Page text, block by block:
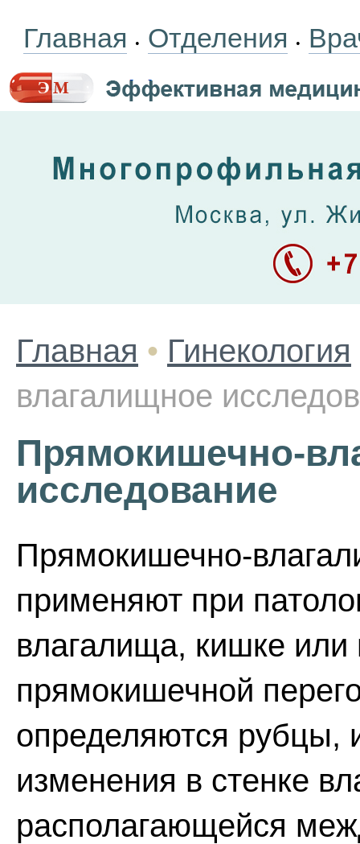
Главная • Отделения •
Главная • Гинекология
влагалищное
Прямокишечно-
исследование
Прямокишечно-
применяют при
влагалища, кишке или
прямокишечной
определяются рубцы,
изменения в стенке
располагающейся